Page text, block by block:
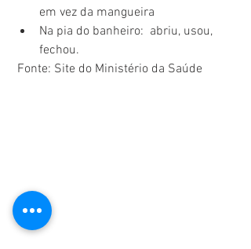
em vez da mangueira
Na pia do banheiro:  abriu, usou,
fechou.
Fonte: Site do Ministério da Saúde